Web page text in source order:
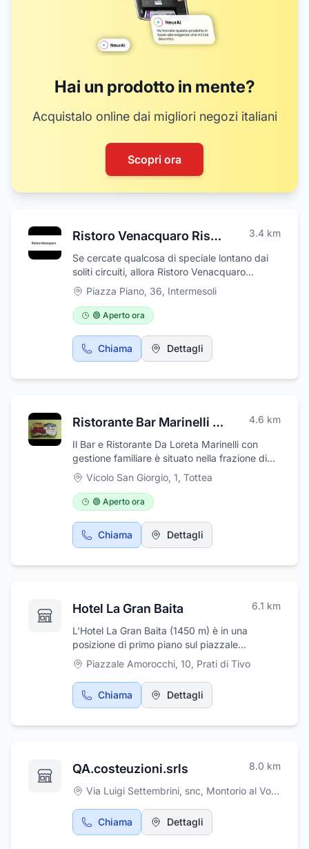
Hai un prodotto in mente?
Acquistalo online dai migliori negozi italiani
Scopri ora
Ristoro Venacquaro Ristorante 3.4 km
Se cercate qualcosa di speciale lontano dai
soliti circuiti, allora Ristoro Venacquaro
soddisferà tutte le vostre aspettative. Può
essere la meta perfetta per un pranzo con gli
amici o per una cena romantica, ma anche
semplicemente come un'oasi nel mezzo della
campagna: ricca vegetazione, tranquillità e la
possibilità di assaggiare alcune delizie che
tutto il mondo. Potrete partire con noi alla
Ristoro Venacquaro e concedetevi
preparati con ingredienti freschi e di stagione
e rivivere i sapori genuini e autentici della
cucina italiana!
Piazza Piano, 36, Intermesoli
🟢 Aperto ora
Chiama Dettagli
Ristorante Bar Marinelli Loreta 4.6 km
Il Bar e Ristorante Da Loreta Marinelli con
gestione familiare è situato nella frazione di
San Giorgio, un bellissimo paesino sui monti
della Laga all'interno del Parco Nazionale. Il
locale offre cucina tipica abruzzese fatta di
alimenti a km 0. Offre primi e secondi piatti
deliziosi con cucina casereccia della migliore
tradizione teramana usando ingredienti di
Vicolo San Giorgio, 1, Tottea
🟢 Aperto ora
Chiama Dettagli
Hotel La Gran Baita 6.1 km
L'Hotel La Gran Baita (1450 m) è in una
posizione di primo piano sul piazzale
principale, a pochi passi dagli impianti di
risalita. È aperto tutto l'anno ed è curato dalla
famiglia Parogna. Bar, tavola calda, noleggio
attrezzature sportive invernali, scuola italiana
e articoli sportivi, animazione e video giochi.
telefono diretto e servizi privati.
Piazzale Amorocchi, 10, Prati di Tivo
Chiama Dettagli
QA.costeuzioni.srls 8.0 km
Via Luigi Settembrini, snc, Montorio al Vomano
Chiama Dettagli